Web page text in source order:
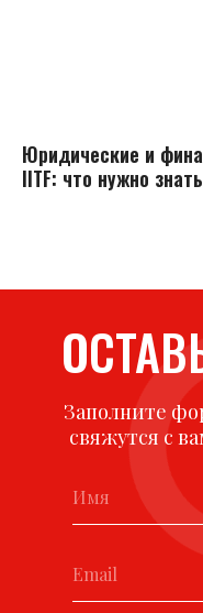
Юридические и
IITF: что нужно
Заполните
свяжутся с